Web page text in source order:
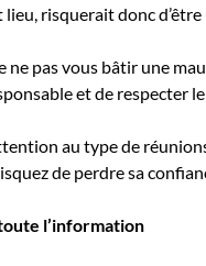
lieu, risquerait donc
ne pas vous bâtir une
et de respecter
au type de
de perdre sa
toute l’information